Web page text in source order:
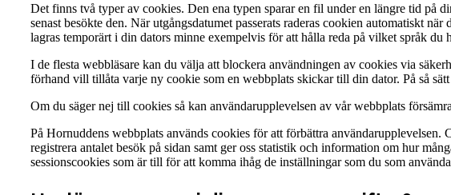
Det finns två typer av cookies. Den ena typen sparar en fil under en längre tid på
senast besökte den. När utgångsdatumet passerats raderas cookien automatiskt
lagras temporärt i din dators minne exempelvis för att hålla reda på vilket språk
I de flesta webbläsare kan du välja att blockera användningen av cookies via
förhand vill tillåta varje ny cookie som en webbplats skickar till din dator. På så
Om du säger nej till cookies så kan användarupplevelsen av vår webbplats
På Hornuddens webbplats används cookies för att förbättra
registrera antalet besök på sidan samt ger oss statistik och information om hur
sessionscookies som är till för att komma ihåg de inställningar som du som